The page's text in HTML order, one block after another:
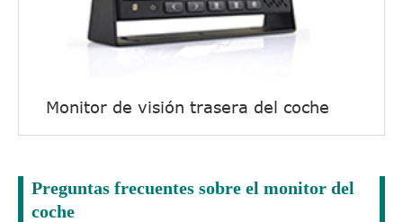
Monitor de visión trasera del coche
Preguntas frecuentes sobre el monitor del
coche